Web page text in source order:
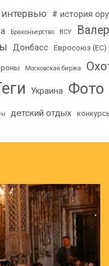
# история
Браконьерство ВСУ
Донбасс Евросоюз (ЕС)
Московская биржа
Украина
Фото
детский отдых